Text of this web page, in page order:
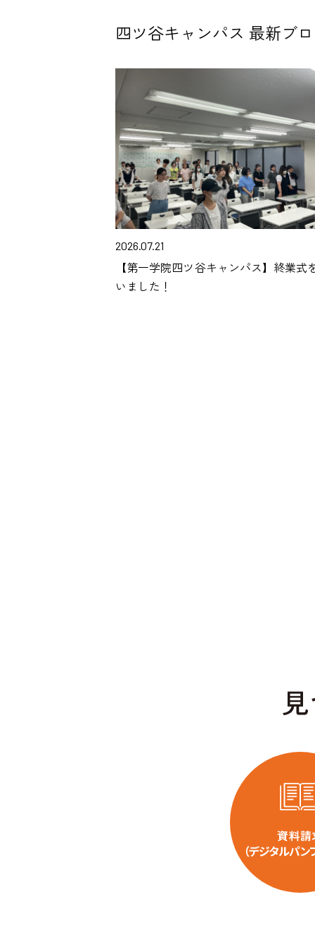
四ツ谷キャンパス 最新ブ
2026.07.21
【第一学院四ツ谷キャンパス】終業式
いました！